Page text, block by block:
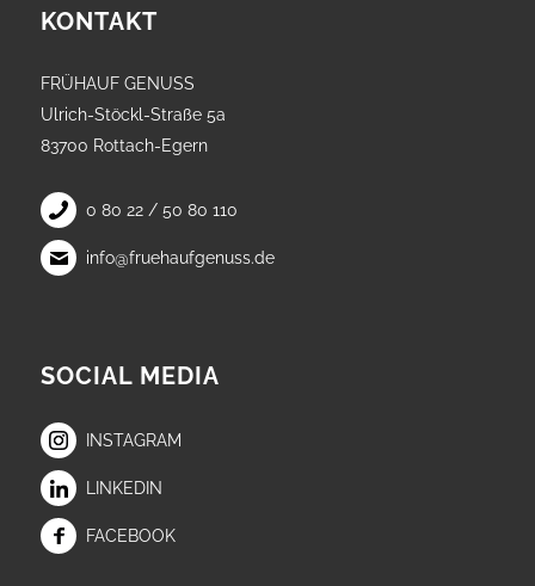
KONTAKT
FRÜHAUF GENUSS
Ulrich-Stöckl-Straße 5a
83700 Rottach-Egern
0 80 22 / 50 80 110
info@fruehaufgenuss.de
SOCIAL MEDIA
INSTAGRAM
LINKEDIN
FACEBOOK